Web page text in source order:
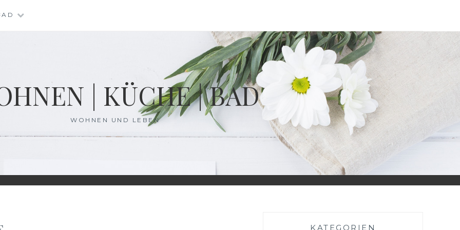
| KÜCHE | BAD
WOHNEN UND LEBEN
KATEGORIEN